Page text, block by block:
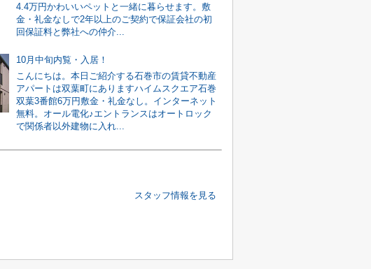
4.4万円かわいいペットと一緒に暮らせます。敷
金・礼金なしで2年以上のご契約で保証会社の初
回保証料と弊社への仲介...
10月中旬内覧・入居！
こんにちは。本日ご紹介する石巻市の賃貸不動産
アパートは双葉町にありますハイムスクエア石巻
双葉3番館6万円敷金・礼金なし。インターネット
無料。オール電化♪エントランスはオートロック
で関係者以外建物に入れ...
スタッフ情報を見る